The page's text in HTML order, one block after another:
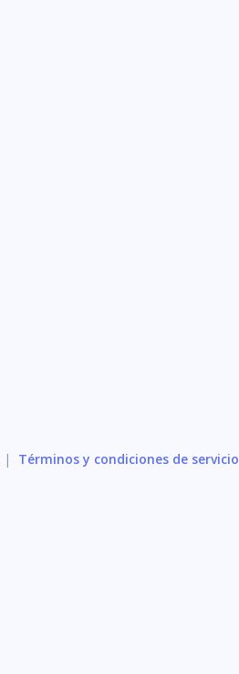
| Términos y condiciones de servicio